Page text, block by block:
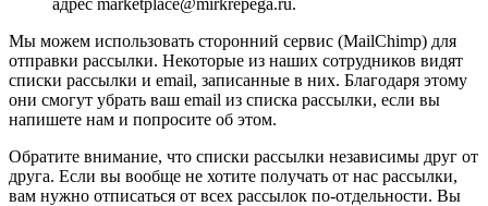
Мы можем использовать сторонний сервис (MailChimp) для
отправки рассылки. Некоторые из наших сотрудников видят
списки рассылки и email, записанные в них. Благодаря этому
они смогут убрать ваш email из списка рассылки, если вы
напишете нам и попросите об этом.
Обратите внимание, что списки рассылки независимы друг от
друга. Если вы вообще не хотите получать от нас рассылки,
вам нужно отписаться от всех рассылок по-отдельности. Вы